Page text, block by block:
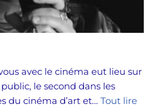
avec le cinéma eut lieu sur
le second dans les
du cinéma d’art et… Tout lire